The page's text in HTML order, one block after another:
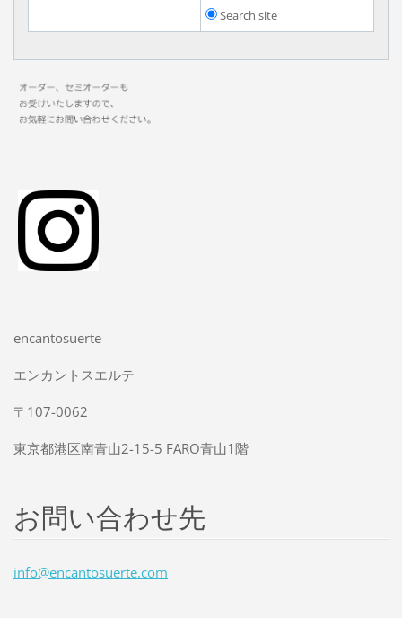
Search site
encantosuerte
エンカントスエルテ
〒107-0062
東京都港区南青山2-15-5 FARO青山1階
お問い合わせ先
info@encantosuerte.com